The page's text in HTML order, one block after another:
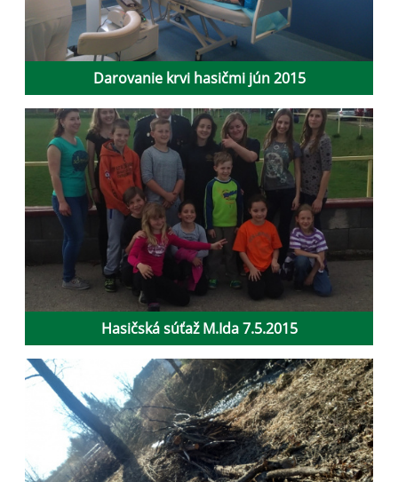
Darovanie krvi hasičmi jún 2015
Hasičská súťaž M.Ida 7.5.2015